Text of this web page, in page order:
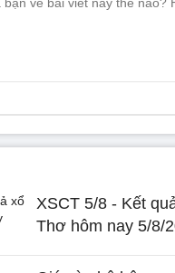
XSCT 5/8 - Kết
Thơ hôm nay 5/8/